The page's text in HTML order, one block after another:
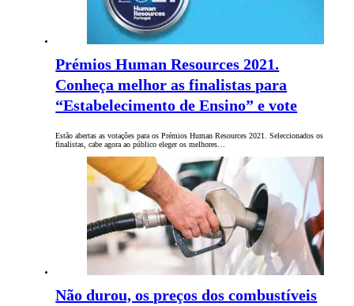
Prémios Human Resources 2021.
Conheça melhor as finalistas para
“Estabelecimento de Ensino” e vote
Estão abertas as votações para os Prémios Human Resources 2021. Seleccionados os
finalistas, cabe agora ao público eleger os melhores…
Não durou, os preços dos combustíveis